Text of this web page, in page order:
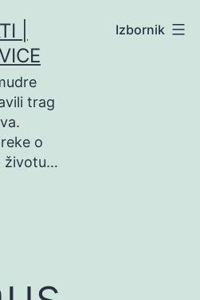
|
trag
o
životu…
Izbornik